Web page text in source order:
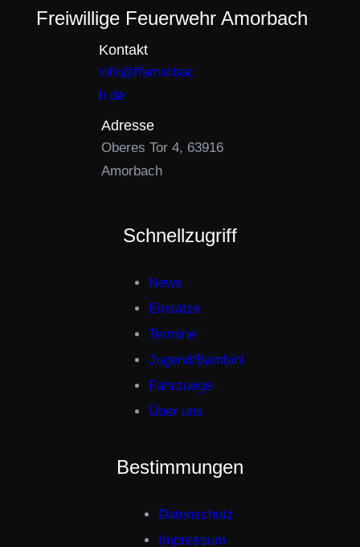
Freiwillige Feuerwehr Amorbach
Kontakt
info@ffamorbac
h.de
Adresse
Oberes Tor 4, 63916
Amorbach
Schnellzugriff
News
Einsätze
Termine
Jugend/Bambini
Fahrzuege
Über uns
Bestimmungen
Datenschutz
Impressum